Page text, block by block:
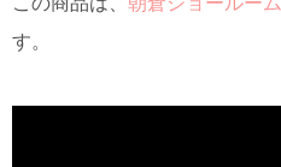
す。